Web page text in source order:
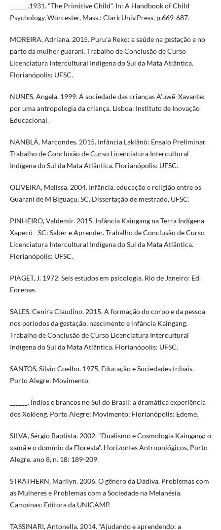
______.1931. "The Primitive Child". In: A Handbook of Child
Psychology, Worcester, Mass.: Clark Univ.Press, p.669-687.
MOREIRA, Adriana. 2015. Puru’a Reko: a saúde na gestação e no
parto da mulher guarani. Trabalho de Conclusão de Curso
Licenciatura Intercultural Indígena do Sul da Mata Atlântica.
Florianópolis: UFSC.
NUNES, Angela. 1999. A sociedade das crianças A’uwẽ-Xavante:
por uma antropologia da criança. Lisboa: Instituto de Inovação
Educacional.
NANBLÁ, Marcondes. 2015. Infância Laklãnõ: Ensaio Preliminar.
Trabalho de Conclusão de Curso Licenciatura Intercultural
Indígena do Sul da Mata Atlântica. Florianópolis: UFSC.
OLIVEIRA, Melissa. 2004. Infância, educação e religião entre os
Guarani de M’Biguaçu, SC. Dissertação de mestrado, UFSC.
PINHEIRO, Valdemir. 2015. Infância Kaingang na Terra Indígena
Xapecó - SC: Saber e Aprender. Trabalho de Conclusão de Curso
Licenciatura Intercultural Indígena do Sul da Mata Atlântica.
Florianópolis: UFSC.
PIAGET, J. 1972. Seis estudos em psicologia. Rio de Janeiro: Ed.
Forense.
SALES, Cenira Claudino. 2015. A formação do corpo e da pessoa
nos períodos da gestação, nascimento e infância Kaingang.
Trabalho de Conclusão de Curso Licenciatura Intercultural
Indígena do Sul da Mata Atlântica. Florianópolis: UFSC.
SANTOS, Silvio Coelho. 1975. Educação e Sociedades tribais.
Porto Alegre: Movimento.
______. Índios e brancos no Sul do Brasil: a dramática experiência
dos Xokleng. Porto Alegre: Movimento; Florianópolis: Edeme.
SILVA, Sérgio Baptista. 2002. "Dualismo e Cosmologia Kaingang: o
xamã e o domínio da Floresta". Horizontes Antropológicos, Porto
Alegre, ano 8, n. 18: 189-209.
STRATHERN, Marilyn. 2006. O gênero da Dádiva. Problemas com
as Mulheres e Problemas com a Sociedade na Melanésia.
Campinas: Editora da UNICAMP.
TASSINARI, Antonella. 2014. “Ajudando e aprendendo: a